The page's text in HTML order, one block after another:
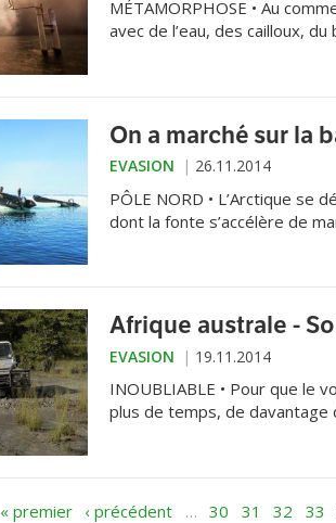
MÉTAMORPHOSE • Au
avec de l’eau, des cailloux,
On a marché sur la
EVASION 26.11.2014
PÔLE NORD • L’Arctique se
dont la fonte s’accélère de
Afrique australe -
EVASION 19.11.2014
INOUBLIABLE • Pour que le
plus de temps, de davantage
« premier ‹ précédent … 30 31 32 33